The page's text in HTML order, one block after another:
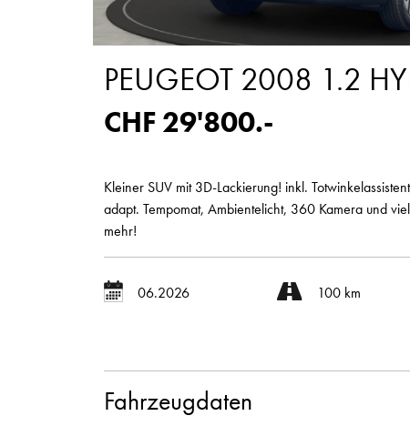
PEUGEOT 2008 1.2
CHF 29'800.-
Kleiner SUV mit 3D-Lackierung! inkl.
adapt. Tempomat, Ambientelicht, 360 Kamera und viel
mehr!
06.2026 100 km
Fahrzeugdaten